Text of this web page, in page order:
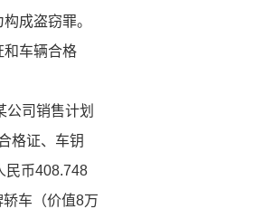
成盗窃罪。
车辆合格
司销售计划
格证、车钥
民币408.748
车（价值8万